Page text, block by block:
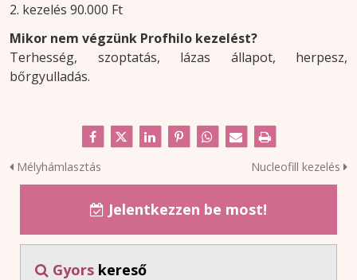
2. kezelés 90.000 Ft
Mikor nem végzünk Profhilo kezelést?
Terhesség, szoptatás, lázas állapot, herpesz,
bőrgyulladás.
Mélyhámlasztás Nucleofill kezelés
 Jelentkezzen be most!
 Gyorskereső